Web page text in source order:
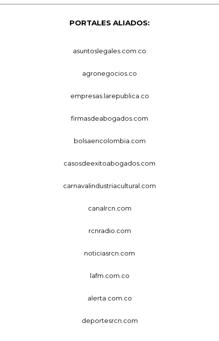
PORTALES ALIADOS:
asuntoslegales.com.co
agronegocios.co
empresas.larepublica.co
firmasdeabogados.com
bolsaencolombia.com
casosdeexitoabogados.com
carnavalindustriacultural.com
canalrcn.com
rcnradio.com
noticiasrcn.com
lafm.com.co
alerta.com.co
deportesrcn.com